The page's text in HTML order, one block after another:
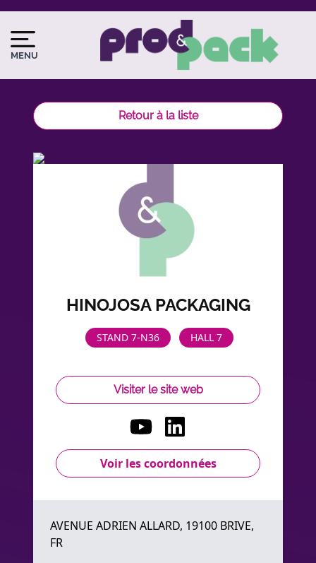
Aller
contenu
principal
MENU
Image
du
logo
Image
Retour à la liste
HINOJOSA PACKAGING
STAND 7-N36 HALL 7
Visiter le site web
Voir les coordonnées
AVENUE ADRIEN ALLARD, 19100 BRIVE,
FR